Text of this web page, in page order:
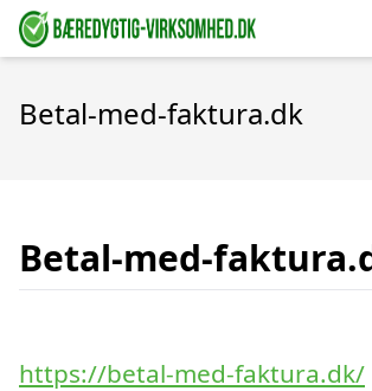
Betal-med-faktura.dk
Betal-med-
https://betal-med-faktura.dk/